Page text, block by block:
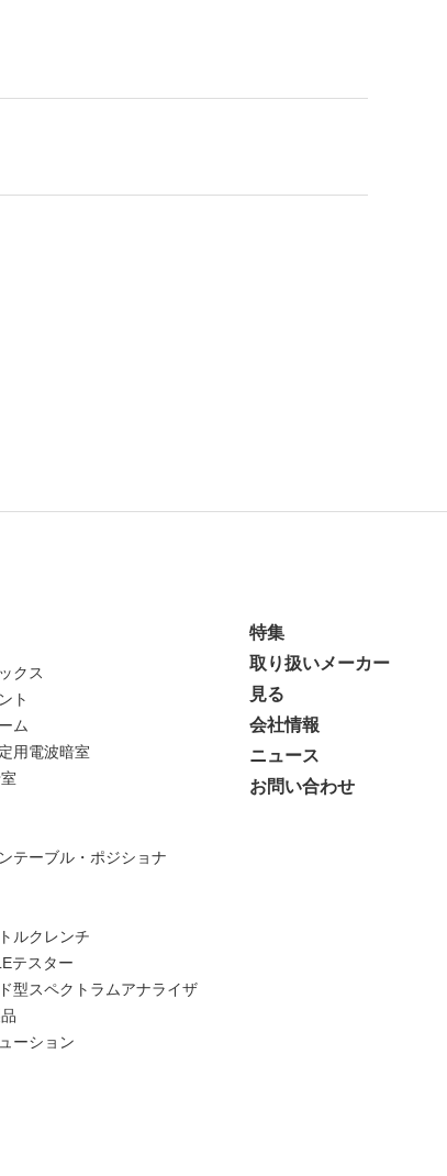
クス
ト
ム
用電波暗室
テーブル・ポジショナ
ルクレンチ
テスター
型スペクトラムアナライザ
ーション
特集
取り扱いメーカー
見る
会社情報
ニュース
お問い合わせ